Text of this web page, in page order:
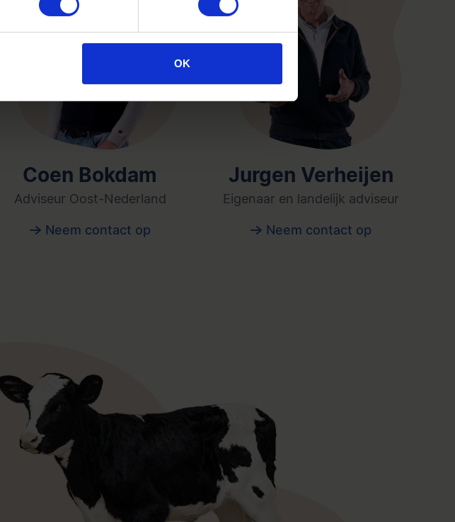
OK
Coen Bokdam
Adviseur Oost-Nederland
Neem contact op
Jurgen Verheijen
Eigenaar en landelijk adviseur
Neem contact op